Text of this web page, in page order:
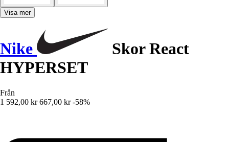
Visa mer
Nike
Skor React
HYPERSET
Från
1 592,00 kr 667,00 kr -58%